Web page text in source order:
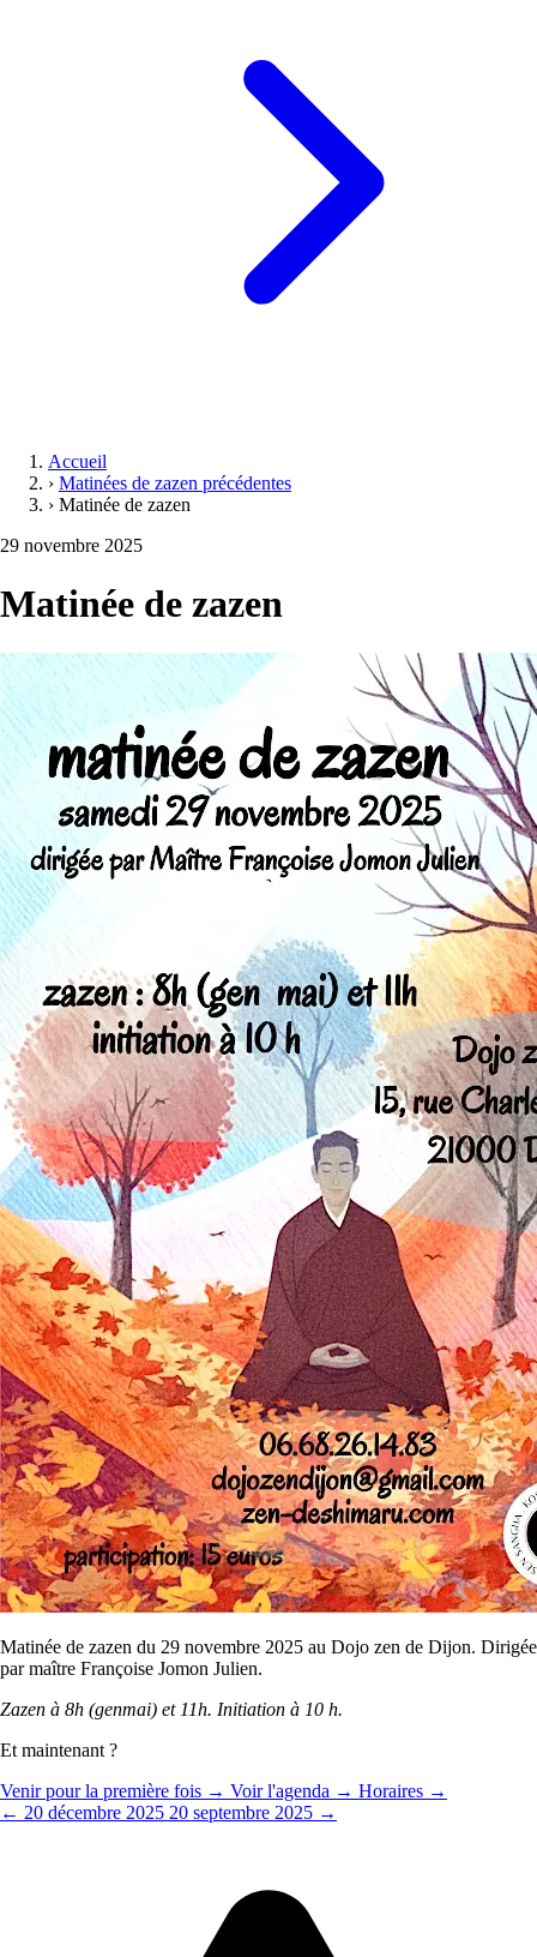
Accueil
› Matinées de zazen précédentes
› Matinée de zazen
29 novembre 2025
Matinée de zazen
Matinée de zazen du 29 novembre 2025 au Dojo zen de Dijon. Dirigée
par maître Françoise Jomon Julien.
Zazen à 8h (genmai) et 11h. Initiation à 10 h.
Et maintenant ?
Venir pour la première fois → Voir l'agenda → Horaires →
← 20 décembre 2025 20 septembre 2025 →